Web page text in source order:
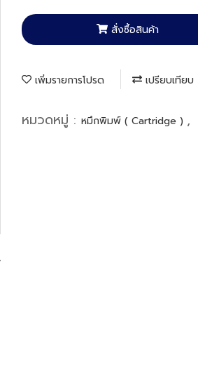
สั่งซื้อสินค้า
เพิ่มรายการโปรด เปรียบเทียบ
หมวดหมู่ : หมึกพิมพ์ ( Cartridge ) ,